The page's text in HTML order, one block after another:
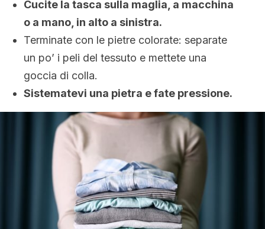
Cucite la tasca sulla maglia, a macchina
o a mano, in alto a sinistra.
Terminate con le pietre colorate: separate
un po’ i peli del tessuto e mettete una
goccia di colla.
Sistematevi una pietra e fate pressione.